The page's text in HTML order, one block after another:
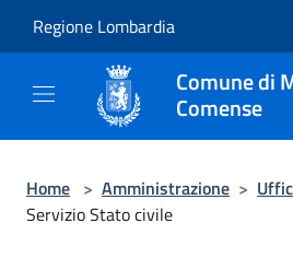
Regione Lombardia
Comune di
Comense
Home > Amministrazione >
Servizio Stato civile